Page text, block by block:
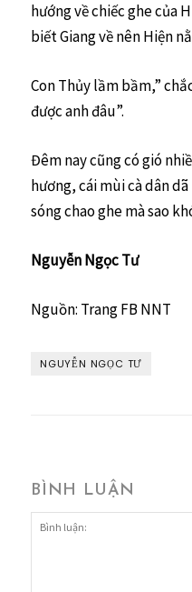
hướng về chiếc ghe của
biết Giang về nên Hiện
Con Thủy lầm bầm,”
được anh đâu”.
Đêm nay cũng có gió
hương, cái mùi cà dân
sóng chao ghe mà sao
Nguyễn Ngọc Tư
Nguồn: Trang FB NNT
NGUYỄN NGỌC TƯ
BÌNH LUẬN